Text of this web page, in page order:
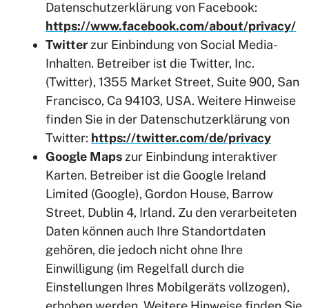
Datenschutzerklärung von Facebook:
https://www.facebook.com/about/privacy/
Twitter zur Einbindung von Social Media-
Inhalten. Betreiber ist die Twitter, Inc.
(Twitter), 1355 Market Street, Suite 900, San
Francisco, Ca 94103, USA. Weitere Hinweise
finden Sie in der Datenschutzerklärung von
Twitter: https://twitter.com/de/privacy
Google Maps zur Einbindung interaktiver
Karten. Betreiber ist die Google Ireland
Limited (Google), Gordon House, Barrow
Street, Dublin 4, Irland. Zu den verarbeiteten
Daten können auch Ihre Standortdaten
gehören, die jedoch nicht ohne Ihre
Einwilligung (im Regelfall durch die
Einstellungen Ihres Mobilgeräts vollzogen),